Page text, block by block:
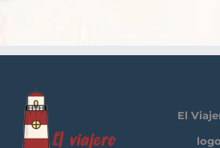
El